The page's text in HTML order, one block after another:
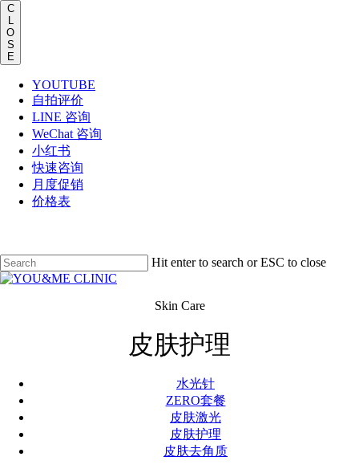
C
L
O
S
E
YOUTUBE
自拍评价
LINE 咨询
WeChat 咨询
小红书
快速咨询
月度促销
价格表
main
content
Hit enter to search or ESC to close
Close
Skin Care
皮肤护理
水光针
ZERO套餐
皮肤激光
皮肤护理
皮肤去角质